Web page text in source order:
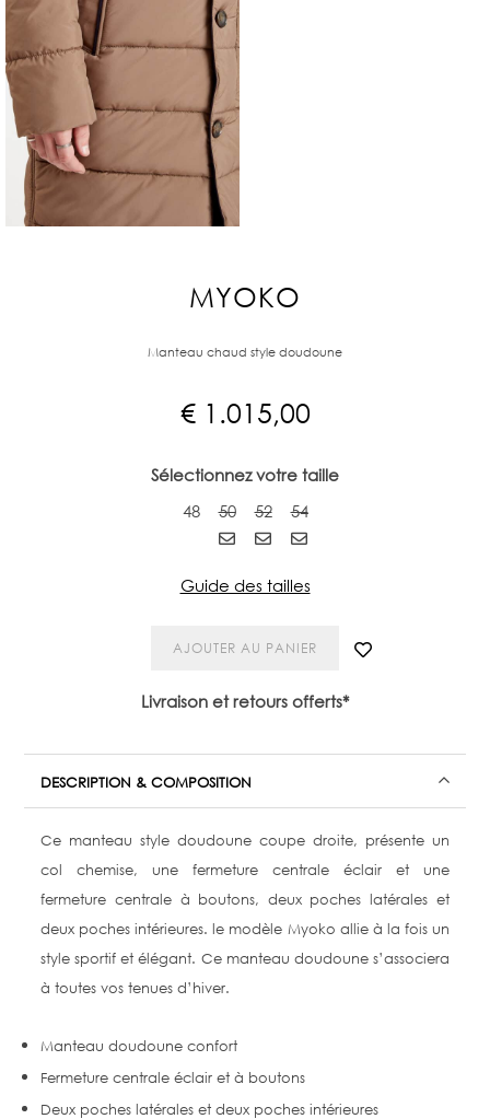
MYOKO
Manteau chaud style doudoune
€1.015,00
Sélectionnez votre taille
48
50 52 54
Guide des tailles
AJOUTER AU PANIER
Livraison et retours offerts*
DESCRIPTION & COMPOSITION
Ce manteau style doudoune coupe droite, présente un
col chemise, une fermeture centrale éclair et une
fermeture centrale à boutons, deux poches latérales et
deux poches intérieures. le modèle Myoko allie à la fois un
style sportif et élégant. Ce manteau doudoune s’associera
à toutes vos tenues d’hiver.
Manteau doudoune confort
Fermeture centrale éclair et à boutons
Deux poches latérales et deux poches intérieures